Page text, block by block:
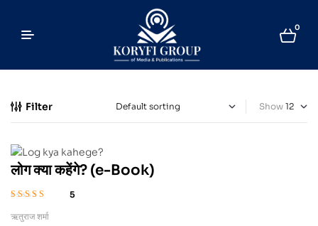
0
Filter Show
लोग क्या कहेंगे? (e-Book)
of 5
5
ऋतुराज शर्मा